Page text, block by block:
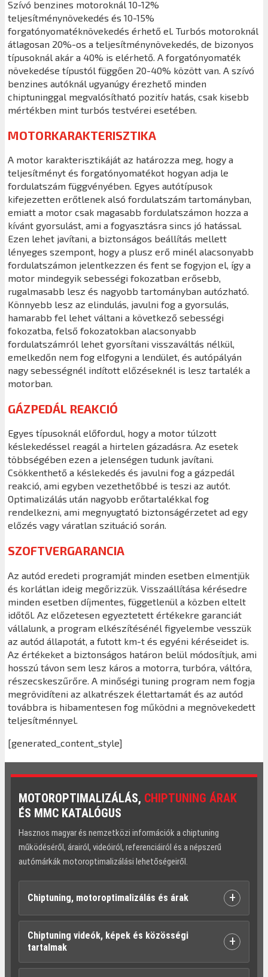
Szívó benzines motoroknál 10-12%
teljesítménynövekedés és 10-15%
forgatónyomatéknövekedés érhető el. Turbós motoroknál
átlagosan 20%-os a teljesítménynövekedés, de bizonyos
típusoknál akár a 40% is elérhető. A forgatónyomaték
növekedése típustól függően 20-40% között van. A szívó
benzines autóknál ugyanúgy érezhető minden
chiptuninggal megvalósítható pozitív hatás, csak kisebb
mértékben mint turbós testvérei esetében.
MOTORKARAKTERISZTIKA
A motor karakterisztikáját az határozza meg, hogy a
teljesítményt és forgatónyomatékot hogyan adja le
fordulatszám függvényében. Egyes autótípusok
kifejezetten erőtlenek alsó fordulatszám tartományban,
emiatt a motor csak magasabb fordulatszámon hozza a
kívánt gyorsulást, ami a fogyasztásra sincs jó hatással.
Ezen lehet javítani, a biztonságos beállítás mellett
lényeges szempont, hogy a plusz erő minél alacsonyabb
fordulatszámon jelentkezzen és fent se fogyjon el, így a
motor mindegyik sebességi fokozatban erősebb,
rugalmasabb lesz és nagyobb tartományban autózható.
Könnyebb lesz az elindulás, javulni fog a gyorsulás,
hamarabb fel lehet váltani a következő sebességi
fokozatba, felső fokozatokban alacsonyabb
fordulatszámról lehet gyorsítani visszaváltás nélkül,
emelkedőn nem fog elfogyni a lendület, és autópályán
nagy sebességnél indított előzéseknél is lesz tartalék a
motorban.
GÁZPEDÁL REAKCIÓ
Egyes típusoknál előfordul, hogy a motor túlzott
késlekedéssel reagál a hirtelen gázadásra. Az esetek
többségében ezen a jelenségen tudunk javítani.
Csökkenthető a késlekedés és javulni fog a gázpedál
reakció, ami egyben vezethetőbbé is teszi az autót.
Optimalizálás után nagyobb erőtartalékkal fog
rendelkezni, ami megnyugtató biztonságérzetet ad egy
előzés vagy váratlan szituáció során.
SZOFTVERGARANCIA
Az autód eredeti programját minden esetben elmentjük
és korlátlan ideig megőrizzük. Visszaállítása kérésedre
minden esetben díjmentes, függetlenül a közben eltelt
időtől. Az előzetesen egyeztetett értékekre garanciát
vállalunk, a program elkészítésénél figyelembe vesszük
az autód állapotát, a futott km-t és egyéni kéréseidet is.
Az értékeket a biztonságos határon belül módosítjuk, ami
hosszú távon sem lesz káros a motorra, turbóra, váltóra,
részecskeszűrőre. A minőségi tuning program nem fogja
megrövidíteni az alkatrészek élettartamát és az autód
továbbra is hibamentesen fog működni a megnövekedett
teljesítménnyel.
[generated_content_style]
MOTOROPTIMALIZÁLÁS, CHIPTUNING ÁRAK
ÉS MMC KATALÓGUS
Hasznos magyar és nemzetközi információk a chiptuning
működéséről, árairól, videóiról, referenciáiról és a népszerű
autómárkák motoroptimalizálási lehetőségeiről.
Chiptuning, motoroptimalizálás és árak +
Chiptuning videók, képek és közösségi
tartalmak
+